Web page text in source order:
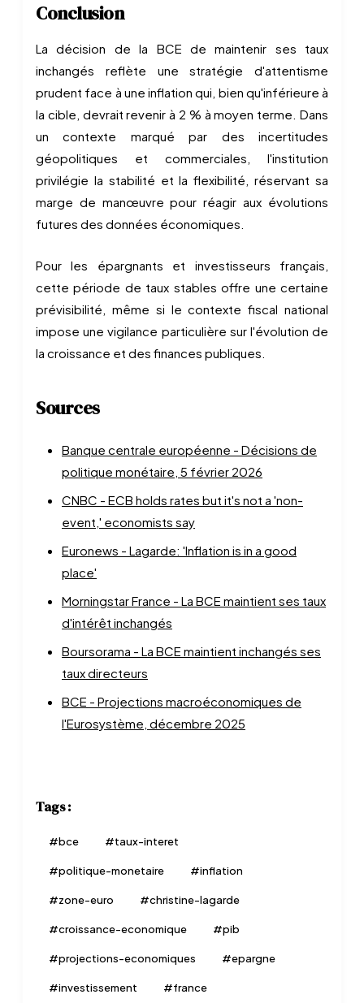
Conclusion
La décision de la BCE de maintenir ses taux
inchangés reflète une stratégie d'attentisme
prudent face à une inflation qui, bien qu'inférieure à
la cible, devrait revenir à 2 % à moyen terme. Dans
un contexte marqué par des incertitudes
géopolitiques et commerciales, l'institution
privilégie la stabilité et la flexibilité, réservant sa
marge de manœuvre pour réagir aux évolutions
futures des données économiques.
Pour les épargnants et investisseurs français,
cette période de taux stables offre une certaine
prévisibilité, même si le contexte fiscal national
impose une vigilance particulière sur l'évolution de
la croissance et des finances publiques.
Sources
Banque centrale européenne - Décisions de
politique monétaire, 5 février 2026
CNBC - ECB holds rates but it's not a 'non-
event,' economists say
Euronews - Lagarde: 'Inflation is in a good
place'
Morningstar France - La BCE maintient ses taux
d'intérêt inchangés
Boursorama - La BCE maintient inchangés ses
taux directeurs
BCE - Projections macroéconomiques de
l'Eurosystème, décembre 2025
Tags :
#bce #taux-interet
#politique-monetaire #inflation
#zone-euro #christine-lagarde
#croissance-economique #pib
#projections-economiques #epargne
#investissement #france